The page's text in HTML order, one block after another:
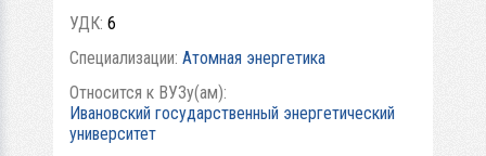
УДК: 6
Специализации: Атомная энергетика
Относится к ВУЗу(ам):
Ивановский государственный энергетический
университет